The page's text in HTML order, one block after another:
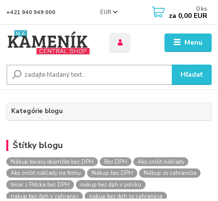
Menu
EUR
Hľadať
+421 940 949 000 0 ks
za 0,00 EUR
Kategórie blogu
Štítky blogu
Nákup tovaru okamžite bez DPH Bez DPH
Ako znížiť náklady
Ako znížiť náklady na firmu
Nákup bez DPH
Nákup zo zahraničia
tovar z Poľska bez DPH
nakup bez dph v polsku
nakup bez dph v zahranici
nakup bez dph zo zahranicia